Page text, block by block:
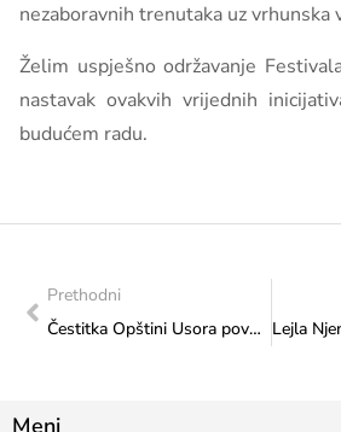
nezaboravnih trenutaka uz vrhunska
Želim uspješno održavanje
nastavak ovakvih vrijednih
budućem radu.
Prethodni
Čestitka Opštini Usora povodom Dana Opštine
Meni